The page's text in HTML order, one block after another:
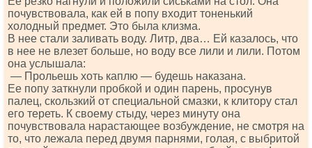
почувствовала, как ей в попу входит тоненький
холодный предмет. Это была клизма.
В нее стали заливать воду. Литр, два… Ей казалось, что
в нее не влезет больше, но воду все лили и лили. Потом
она услышала:
— Прольешь хоть каплю — будешь наказана.
Ее попу заткнули пробкой и один парень, просунув
палец, скользкий от специальной смазки, к клитору стал
его тереть. К своему стыду, через минуту она
почувствовала нарастающее возбуждение, не смотря на
то, что лежала перед двумя парнями, голая, с выбритой